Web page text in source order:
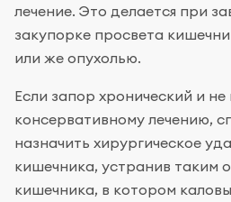
лечение. Это делается при
закупорке просвета
или же опухолью.
Если запор хронический и не
консервативному лечению,
назначить хирургическое
кишечника, устранив таким
кишечника, в котором